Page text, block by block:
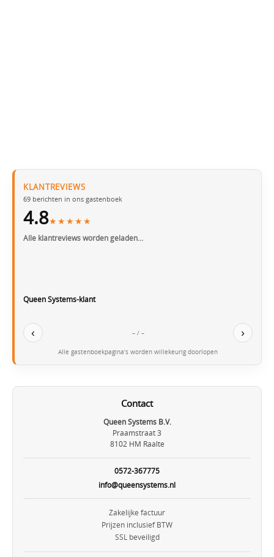
KLANTREVIEWS
69 berichten in ons gastenboek
4.8★★★★★
Alle klantreviews worden geladen…
Queen Systems-klant
‹ – / – ›
Alle gastenboekpagina’s worden willekeurig doorlopen
Contact
Queen Systems B.V.
Praamstraat 3
8102 HM Raalte
0572-367775
info@queensystems.nl
Zakelijke factuur
Prijzen inclusief BTW
SSL beveiligd